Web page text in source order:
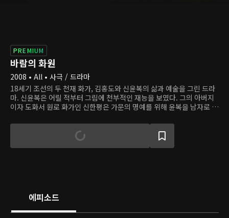
PREMIUM
바람의 화원
2008 • All • 사극 / 드라마
18세기 조선의 두 천재 화가, 김홍도와 신윤복의 삶과 예술을 그린 드라
마. 신윤복은 어릴 적부터 그림에 천부적인 재능을 보였다. 그의 아버지
이자 도화서 원로 화가인 신한평은 가문의 명예를 위해 윤복을 남자로 키
당대 최고의 화가 김홍도를 스승으로 모시고, 두 사람은 임금의 명에 따
라 다양한 그림을 그린다. 홍도는 윤복의 재능을 알아보고 그의 천재성을
질투하고, 윤복은 자신에게 유달리 엄격한 홍도에게 지기 싫어서 자신의
에피소드